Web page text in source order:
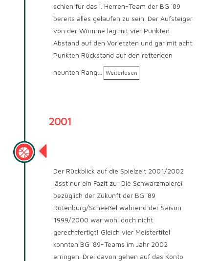
schien für das I. Herren-Team der BG ´89
bereits alles gelaufen zu sein. Der Aufsteiger
von der Wümme lag mit vier Punkten
Abstand auf den Vorletzten und gar mit acht
Punkten Rückstand auf den rettenden
neunten Rang… Weiterlesen
2001
Der Rückblick auf die Spielzeit 2001/2002
lässt nur ein Fazit zu: Die Schwarzmalerei
bezüglich der Zukunft der BG ´89
Rotenburg/Scheeßel während der Saison
1999/2000 war wohl doch nicht
gerechtfertigt! Gleich vier Meistertitel
konnten BG ´89-Teams im Jahr 2002
erringen. Drei davon gehen auf das Konto